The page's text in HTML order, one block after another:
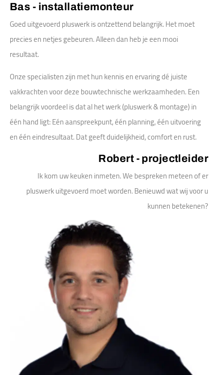
Bas - installatiemonteur
Goed uitgevoerd pluswerk is ontzettend belangrijk. Het moet
precies en netjes gebeuren. Alleen dan heb je een mooi
resultaat.
Onze specialisten zijn met hun kennis en ervaring dé juiste
vakkrachten voor deze bouwtechnische werkzaamheden. Een
belangrijk voordeel is dat al het werk (pluswerk & montage) in
één hand ligt: Eén aanspreekpunt, één planning, één uitvoering
en één eindresultaat. Dat geeft duidelijkheid, comfort en rust.
Robert - projectleider
Ik kom uw keuken inmeten. We bespreken meteen of er
pluswerk uitgevoerd moet worden. Benieuwd wat wij voor u
kunnen betekenen?